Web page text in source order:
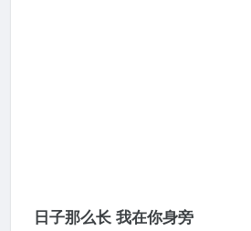
日子那么长 我在你身旁